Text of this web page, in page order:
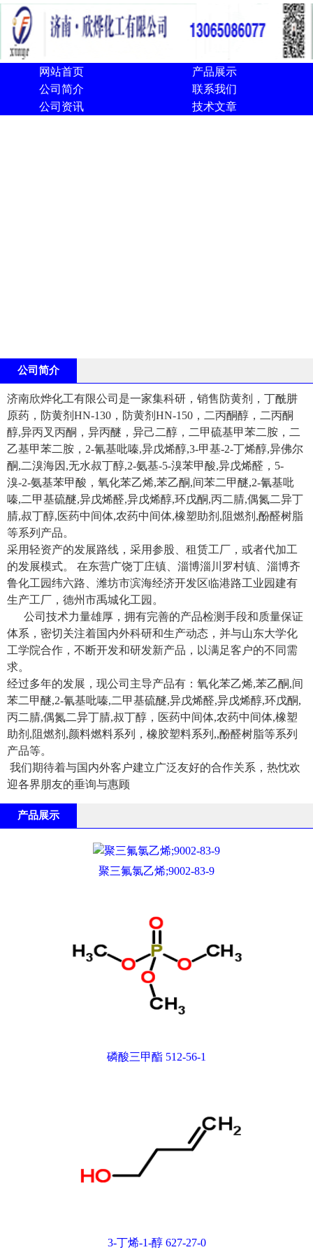
网站首页
产品展示
公司简介
联系我们
公司资讯
技术文章
公司简介
济南欣烨化工有限公司是一家集科研，销售防黄剂，丁酰肼
原药，防黄剂HN-130，防黄剂HN-150，二丙酮醇，二丙酮
醇,异丙叉丙酮，异丙醚，异己二醇，二甲硫基甲苯二胺，二
乙基甲苯二胺，2-氰基吡嗪,异戊烯醇,3-甲基-2-丁烯醇,异佛尔
酮,二溴海因,无水叔丁醇,2-氨基-5-溴苯甲酸,异戊烯醛，5-
溴-2-氨基苯甲酸，氧化苯乙烯,苯乙酮,间苯二甲醚,2-氰基吡
嗪,二甲基硫醚,异戊烯醛,异戊烯醇,环戊酮,丙二腈,偶氮二异丁
腈,叔丁醇,医药中间体,农药中间体,橡塑助剂,阻燃剂,酚醛树脂
等系列产品。
采用轻资产的发展路线，采用参股、租赁工厂，或者代加工
的发展模式。 在东营广饶丁庄镇、淄博淄川罗村镇、淄博齐
鲁化工园纬六路、潍坊市滨海经济开发区临港路工业园建有
生产工厂，德州市禹城化工园。
公司技术力量雄厚，拥有完善的产品检测手段和质量保证
体系，密切关注着国内外科研和生产动态，并与山东大学化
工学院合作，不断开发和研发新产品，以满足客户的不同需
求。
经过多年的发展，现公司主导产品有：氧化苯乙烯,苯乙酮,间
苯二甲醚,2-氰基吡嗪,二甲基硫醚,异戊烯醛,异戊烯醇,环戊酮,
丙二腈,偶氮二异丁腈,叔丁醇，医药中间体,农药中间体,橡塑
助剂,阻燃剂,颜料燃料系列，橡胶塑料系列,,酚醛树脂等系列
产品等。
我们期待着与国内外客户建立广泛友好的合作关系，热忱欢
迎各界朋友的垂询与惠顾
产品展示
聚三氟氯乙烯;9002-83-9
磷酸三甲酯 512-56-1
3-丁烯-1-醇 627-27-0